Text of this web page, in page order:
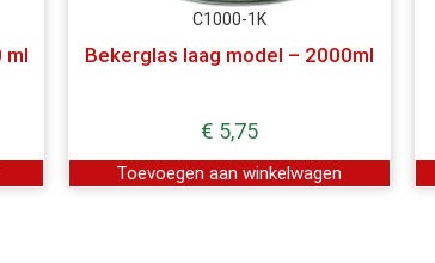
ml
C1000-1K
Bekerglas laag model – 2000ml
€ 5,75
Toevoegen aan winkelwagen